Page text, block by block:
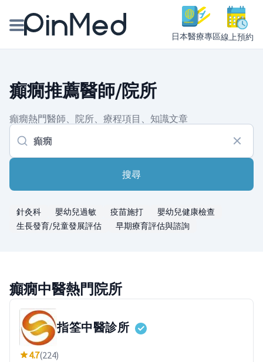
日本醫療專區線上預約
醫師專欄專訪
健康主題館
我是醫療人員
癲癇推薦醫師/院所
癲癇熱門醫師、院所、療程項目、知識文章
搜尋
針灸科 嬰幼兒過敏 疫苗施打
嬰幼兒健康檢查
生長發育/兒童發展評估
早期療育評估與諮詢
癲癇中醫熱門院所
指筌中醫診所
4.7(224)